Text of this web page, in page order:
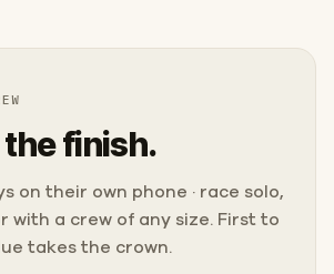
the finish.
on their own phone · race solo,
with a crew of any size. First to
takes the crown.